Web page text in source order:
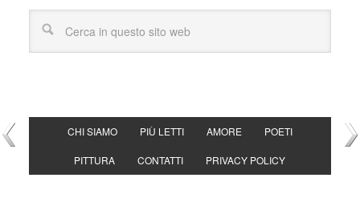
CHI SIAMO PIÙ LETTI AMORE POETI
PITTURA CONTATTI PRIVACY POLICY